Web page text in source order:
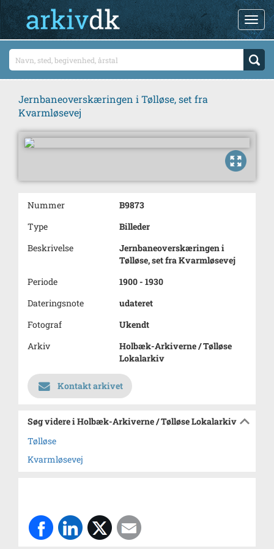
Jernbaneoverskæringen i Tølløse, set fra
Kvarmløsevej
Nummer
B9873
Type
Billeder
Beskrivelse
Jernbaneoverskæringen i
Tølløse, set fra Kvarmløsevej
Periode
1900 - 1930
Dateringsnote
udateret
Fotograf
Ukendt
Arkiv
Holbæk-Arkiverne / Tølløse
Lokalarkiv
Kontakt arkivet
Søg videre i Holbæk-Arkiverne / Tølløse Lokalarkiv
Tølløse
Kvarmløsevej